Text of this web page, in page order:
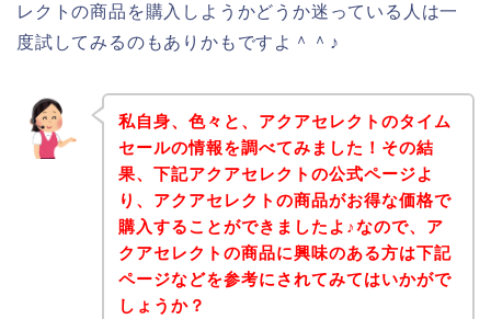
レクトの商品を購入しようかどうか迷っている人は一
度試してみるのもありかもですよ＾＾♪
私自身、色々と、アクアセレクトのタイム
セールの情報を調べてみました！その結
果、下記アクアセレクトの公式ページよ
り、アクアセレクトの商品がお得な価格で
購入することができましたよ♪なので、ア
クアセレクトの商品に興味のある方は下記
ページなどを参考にされてみてはいかがで
しょうか？